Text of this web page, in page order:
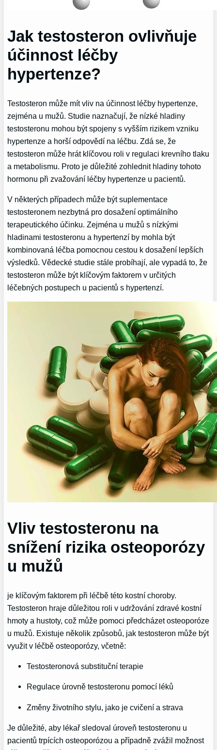
Jak testosteron ovlivňuje
účinnost léčby
hypertenze?
Testosteron může mít vliv na účinnost léčby hypertenze,
zejména u mužů. Studie naznačují, že nízké hladiny
testosteronu mohou být spojeny s vyšším rizikem vzniku
hypertenze a horší odpovědí na léčbu. Zdá se, že
testosteron může hrát klíčovou roli v regulaci krevního tlaku
a metabolismu. Proto je důležité zohlednit hladiny tohoto
hormonu při zvažování léčby hypertenze u pacientů.
V některých případech může být suplementace
testosteronem nezbytná pro dosažení optimálního
terapeutického účinku. Zejména u mužů s nízkými
hladinami testosteronu a hypertenzí by mohla být
kombinovaná léčba pomocnou cestou k dosažení lepších
výsledků. Vědecké studie stále probíhají, ale vypadá to, že
testosteron může být klíčovým faktorem v určitých
léčebných postupech u pacientů s hypertenzí.
Vliv testosteronu na
snížení rizika osteoporózy
u mužů
je klíčovým faktorem při léčbě této kostní choroby.
Testosteron hraje důležitou roli v udržování zdravé kostní
hmoty a hustoty, což může pomoci předcházet osteoporóze
u mužů. Existuje několik způsobů, jak testosteron může být
využit v léčbě osteoporózy, včetně:
Testosteronová substituční terapie
Regulace úrovně testosteronu pomocí léků
Změny životního stylu, jako je cvičení a strava
Je důležité, aby lékař sledoval úroveň testosteronu u
pacientů trpících osteoporózou a případně zvážil možnost